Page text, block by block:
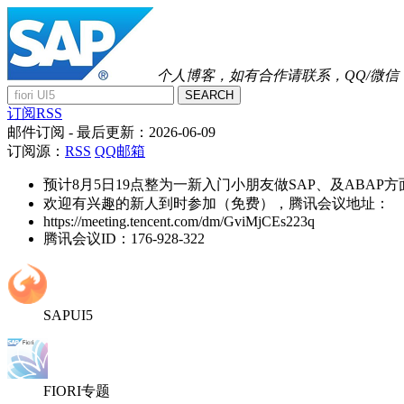
个人博客，如有合作请联系，QQ/微信
SEARCH
订阅RSS
邮件订阅 - 最后更新： 2026-06-09
订阅源： RSS QQ邮箱
预计8月5日19点整为一新入门小朋友做SAP、及ABAP方
欢迎有兴趣的新人到时参加（免费），腾讯会议地址：
https://meeting.tencent.com/dm/GviMjCEs223q
腾讯会议ID：176-928-322
SAPUI5
FIORI专题